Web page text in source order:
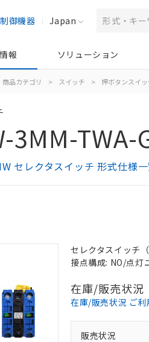
制御機器 Japan
報 ソリューション
商品カテゴリ > スイッチ > 押ボタンスイ
3MM-TWA-
セレクタスイッチ 形式仕様
セレクタスイッチ
接点構成: NO/点灯
在庫/販売状況
在庫/販売状況 ご利
販売状況